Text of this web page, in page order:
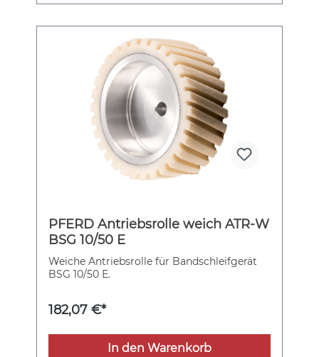
PFERD Antriebsrolle weich ATR-W
BSG 10/50 E
Weiche Antriebsrolle für Bandschleifgerät
BSG 10/50 E.
182,07 €*
In den Warenkorb